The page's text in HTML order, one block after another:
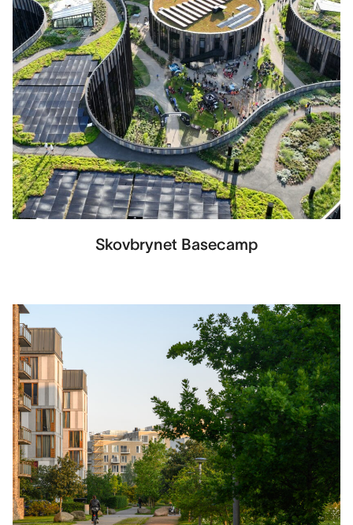
Skovbrynet Basecamp